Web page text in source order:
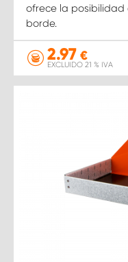
ofrece la posibilidad
borde.
2.97 €
EXCLUIDO 21 % IVA